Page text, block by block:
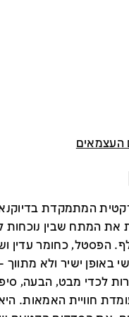
העצמאים
המתמקדת
את המתח שבין נוכחות
הפסטל, כחומר עדין
באופן ישיר ולא
לכדי מבט, הבעה,
חוויית האמאות.